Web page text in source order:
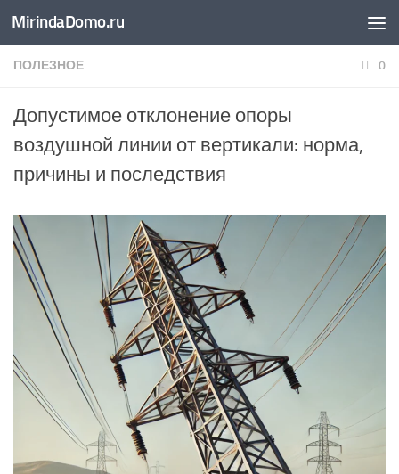
Перейти к содержимому
MirindaDomo.ru
ПОЛЕЗНОЕ 0
Допустимое отклонение опоры
воздушной линии от вертикали: норма,
причины и последствия